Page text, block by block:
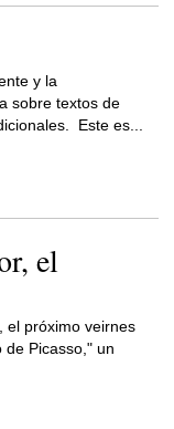
y la
sobre textos de
Este es...
el
el próximo veirnes
Picasso," un